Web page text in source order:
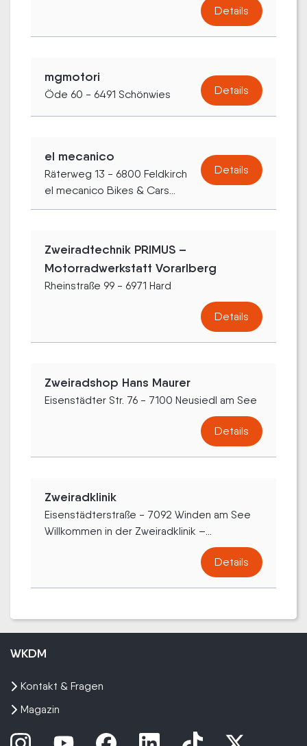
Details
mgmotori
Öde 60 - 6491 Schönwies Details
el mecanico
Räterweg 13 - 6800 Feldkirch
el mecanico Bikes & Cars...
Details
Zweiradtechnik PRIMUS –
Motorradwerkstatt Vorarlberg
Rheinstraße 99 - 6971 Hard
Details
Zweiradshop Hans Maurer
Eisenstädter Str. 76 - 7100 Neusiedl am See
Details
Zweiradklinik
Eisenstädterstraße - 7092 Winden am See
Willkommen in der Zweiradklinik –...
Details
WKDM
Kontakt & Fragen
Magazin